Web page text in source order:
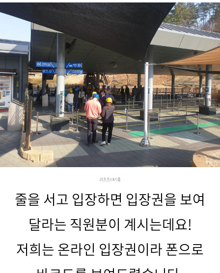
리프트대기줄
줄을 서고 입장하면 입장권을 보여
달라는 직원분이 계시는데요!
저희는 온라인 입장권이라 폰으로